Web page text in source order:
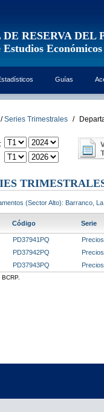
RESERVA DEL
Económicos
Guías
/ Series Trimestrales /
(Sector Alto): Barranco,
Código Serie
PD37941PQ
PD37942PQ
PD37943PQ